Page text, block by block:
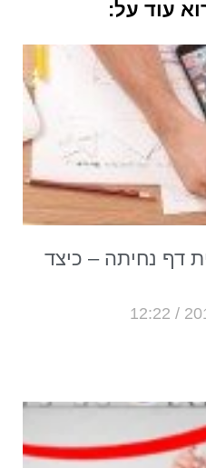
עוד על:
דף נחיתה – כיצד